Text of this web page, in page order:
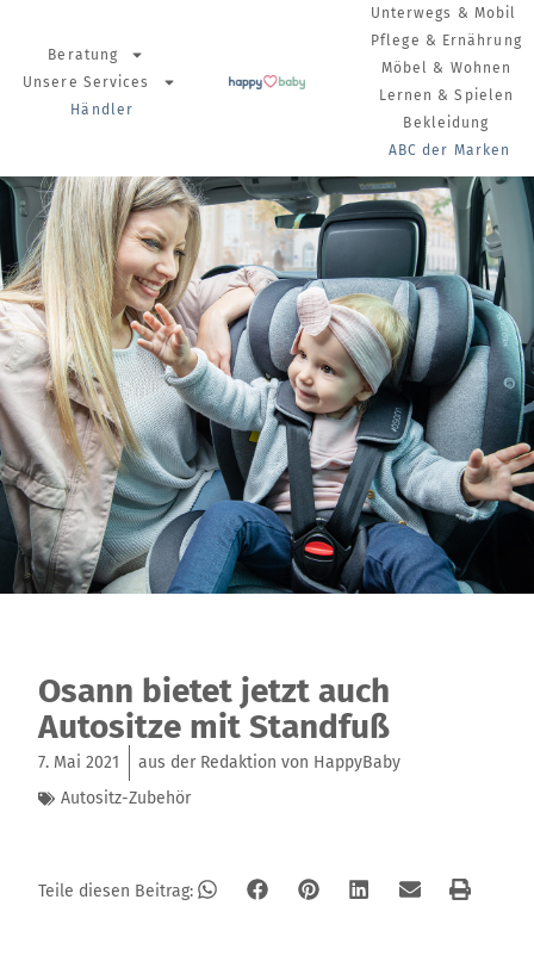
Beratung
Unsere Services
Händler
Unterwegs & Mobil
Pflege & Ernährung
Möbel & Wohnen
Lernen & Spielen
Bekleidung
ABC der Marken
Osann bietet jetzt auch
Autositze mit Standfuß
7. Mai 2021
aus der Redaktion von HappyBaby
Autositz-Zubehör
Teile diesen Beitrag: